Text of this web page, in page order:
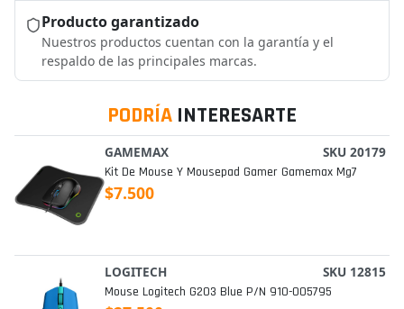
Producto garantizado
Nuestros productos cuentan con la garantía y el
respaldo de las principales marcas.
PODRÍA INTERESARTE
GAMEMAX SKU 20179
Kit De Mouse Y Mousepad Gamer Gamemax Mg7
$7.500
LOGITECH SKU 12815
Mouse Logitech G203 Blue P/n 910-005795